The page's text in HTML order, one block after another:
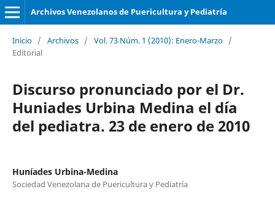
Archivos Venezolanos de Puericultura y Pediatría
Inicio / Archivos / Vol. 73 Núm. 1 (2010): Enero-Marzo /
Editorial
Discurso pronunciado por el Dr.
Huniades Urbina Medina el día
del pediatra. 23 de enero de 2010
Huníades Urbina-Medina
Sociedad Venezolana de Puericultura y Pediatría